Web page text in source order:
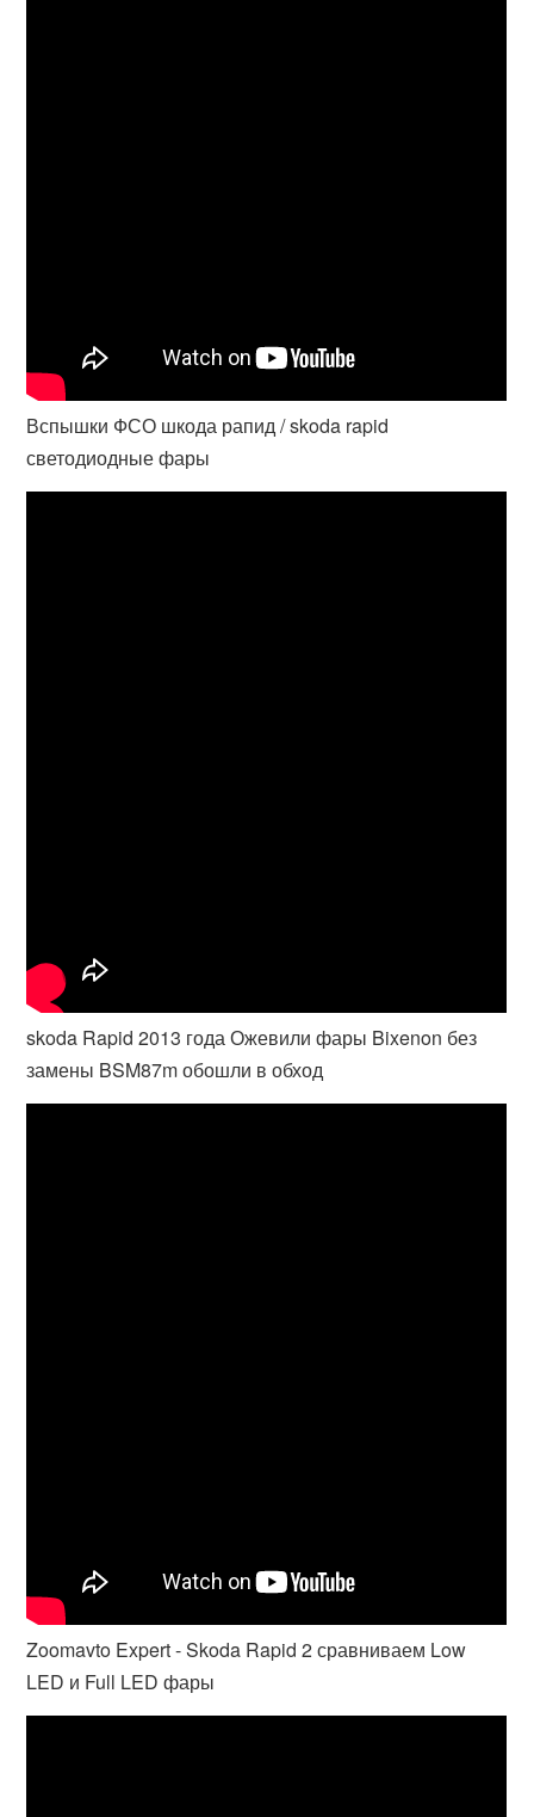
Вспышки ФСО шкода рапид / skoda rapid
светодиодные фары
skoda Rapid 2013 года Ожевили фары Bixenon без
замены BSM87m обошли в обход
Zoomavto Expert - Skoda Rapid 2 сравниваем Low
LED и Full LED фары